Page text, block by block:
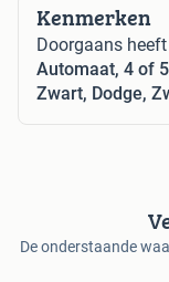
Kenmerken
Doorgaans heeft
Automaat, 4 of
Zwart, Dodge,
De onderstaande